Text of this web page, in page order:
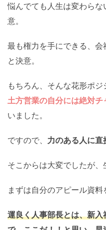
悩んでても人生は変わらな
意。
最も権力を手にできる、会
と決意。
もちろん、そんな花形ポジ
土方営業の自分には絶対
いました。
ですので、 力のある人に直
そこからは大変でしたが、
まずは自分のアピール資料
運良く人事部長とは、新